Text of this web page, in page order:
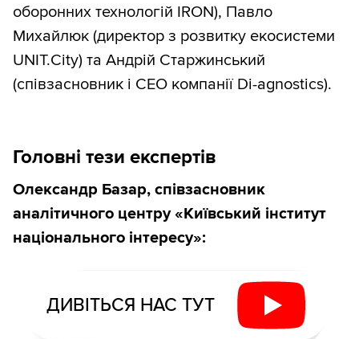
оборонних технологій IRON), Павло
Михайлюк (директор з розвитку екосистеми
UNIT.City) та Андрій Старжинський
(співзасновник і СЕО компанії Di-agnostics).
Головні тези експертів
Олександр Базар, співзасновник
аналітичного центру «Київський інститут
національного інтересу»:
ДИВІТЬСЯ НАС ТУТ